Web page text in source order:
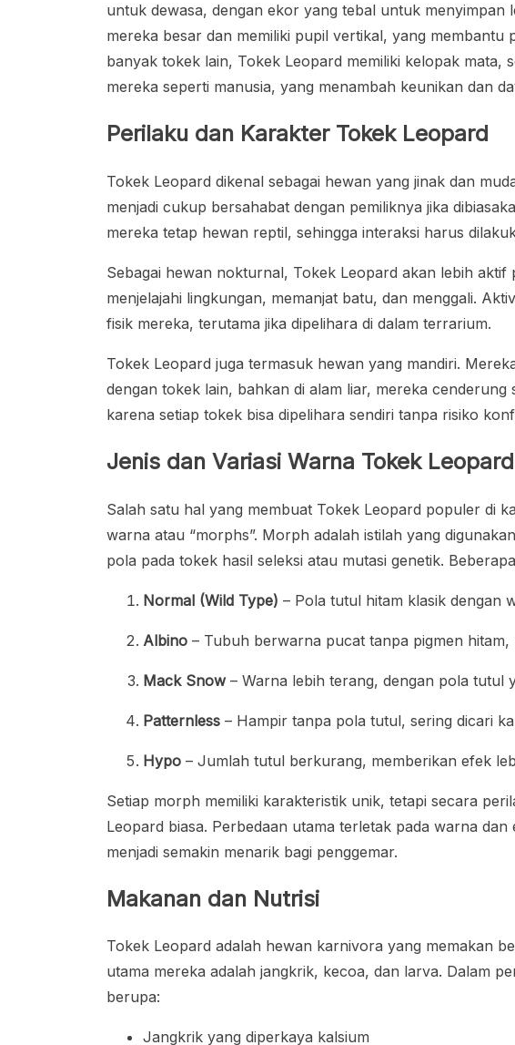
untuk dewasa, dengan ekor yang tebal untuk menyimpan
mereka besar dan memiliki pupil vertikal, yang membantu
banyak tokek lain, Tokek Leopard memiliki kelopak mata,
mereka seperti manusia, yang menambah keunikan dan
Perilaku dan Karakter Tokek Leopard
Tokek Leopard dikenal sebagai hewan yang jinak dan
menjadi cukup bersahabat dengan pemiliknya jika
mereka tetap hewan reptil, sehingga interaksi harus
Sebagai hewan nokturnal, Tokek Leopard akan lebih aktif
menjelajahi lingkungan, memanjat batu, dan menggali.
fisik mereka, terutama jika dipelihara di dalam terrarium.
Tokek Leopard juga termasuk hewan yang mandiri.
dengan tokek lain, bahkan di alam liar, mereka
karena setiap tokek bisa dipelihara sendiri tanpa risiko
Jenis dan Variasi Warna Tokek Leopard
Salah satu hal yang membuat Tokek Leopard populer di
warna atau “morphs”. Morph adalah istilah yang
pola pada tokek hasil seleksi atau mutasi genetik.
Normal (Wild Type) – Pola tutul hitam klasik dengan
Albino – Tubuh berwarna pucat tanpa pigmen
Mack Snow– Warna lebih terang, dengan pola tutul
Patternless – Hampir tanpa pola tutul, sering dicari
Hypo – Jumlah tutul berkurang, memberikan efek
Setiap morph memiliki karakteristik unik, tetapi secara
Leopard biasa. Perbedaan utama terletak pada warna
menjadi semakin menarik bagi penggemar.
Makanan dan Nutrisi
Tokek Leopard adalah hewan karnivora yang memakan
utama mereka adalah jangkrik, kecoa, dan larva. Dalam
berupa:
Jangkrik yang diperkaya kalsium